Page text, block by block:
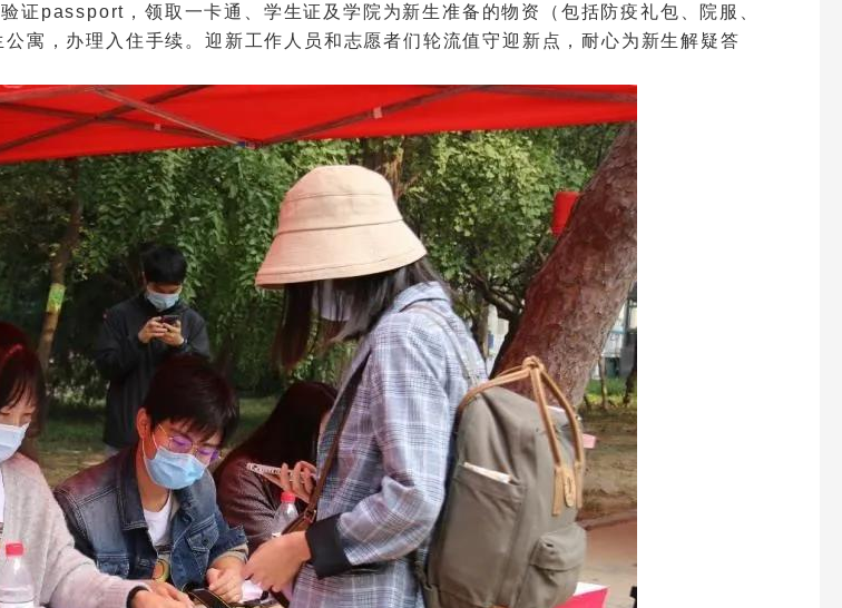
证passport，领取一卡通、学生证及学院为新生准备的物资（包括防疫礼包、院服、
寓，办理入住手续。迎新工作人员和志愿者们轮流值守迎新点，耐心为新生解疑答